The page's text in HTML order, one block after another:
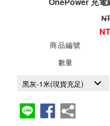
商品編號
數量